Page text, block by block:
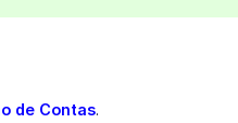
de Contas.